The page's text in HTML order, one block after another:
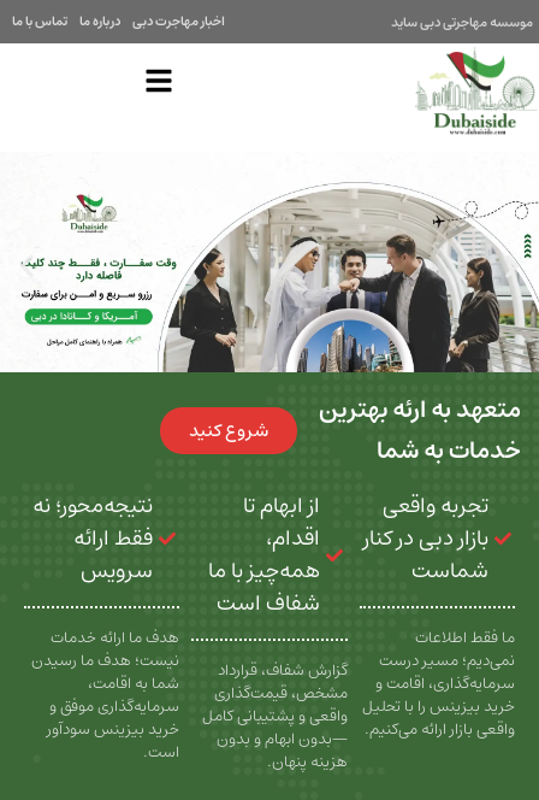
موسسه مهاجرتی دبی ساید اخبار مهاجرت دبی درباره ما تماس با ما
متعهد به ارئه بهترین
خدمات به شما
شروع کنید
تجربه واقعی
بازار دبی در کنار
شماست
ما فقط اطلاعات
نمی‌دیم؛ مسیر درست
سرمایه‌گذاری، اقامت و
خرید بیزینس را با تحلیل
واقعی بازار ارائه می‌کنیم.
از ابهام تا
اقدام،
همه‌چیز با ما
شفاف است
گزارش شفاف، قرارداد
مشخص، قیمت‌گذاری
واقعی و پشتیبانی کامل
—بدون ابهام و بدون
هزینه پنهان.
نتیجه‌محور؛ نه
فقط ارائه
سرویس
هدف ما ارائه خدمات
نیست؛ هدف ما رسیدن
شما به اقامت،
سرمایه‌گذاری موفق و
خرید بیزینس سودآور
است.